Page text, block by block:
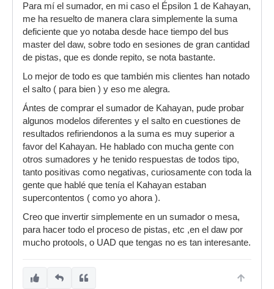
Para mí el sumador, en mi caso el Épsilon 1 de Kahayan,
me ha resuelto de manera clara simplemente la suma
deficiente que yo notaba desde hace tiempo del bus
master del daw, sobre todo en sesiones de gran cantidad
de pistas, que es donde repito, se nota bastante.
Lo mejor de todo es que también mis clientes han notado
el salto ( para bien ) y eso me alegra.
Ántes de comprar el sumador de Kahayan, pude probar
algunos modelos diferentes y el salto en cuestiones de
resultados refiriendonos a la suma es muy superior a
favor del Kahayan. He hablado con mucha gente con
otros sumadores y he tenido respuestas de todos tipo,
tanto positivas como negativas, curiosamente con toda la
gente que hablé que tenía el Kahayan estaban
supercontentos ( como yo ahora ).
Creo que invertir simplemente en un sumador o mesa,
para hacer todo el proceso de pistas, etc ,en el daw por
mucho protools, o UAD que tengas no es tan interesante.